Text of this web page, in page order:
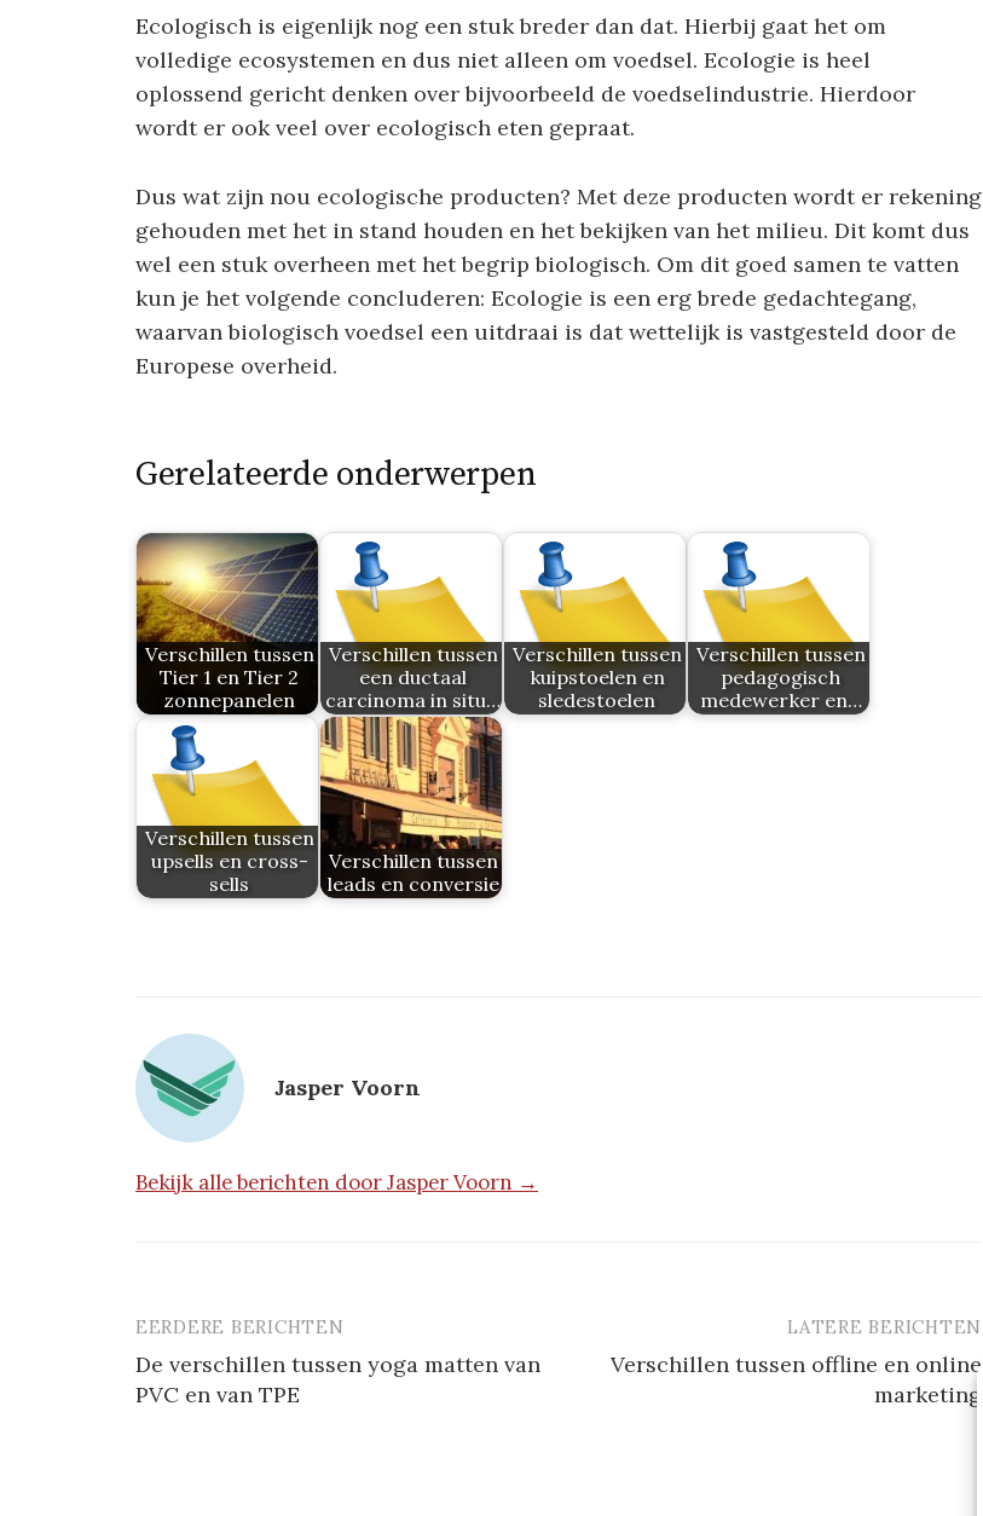
Ecologisch is eigenlijk nog een stuk breder dan dat. Hierbij gaat het om
volledige ecosystemen en dus niet alleen om voedsel. Ecologie is heel
oplossend gericht denken over bijvoorbeeld de voedselindustrie. Hierdoor
wordt er ook veel over ecologisch eten gepraat.
Dus wat zijn nou ecologische producten? Met deze producten wordt er rekening
gehouden met het in stand houden en het bekijken van het milieu. Dit komt dus
wel een stuk overheen met het begrip biologisch. Om dit goed samen te vatten
kun je het volgende concluderen: Ecologie is een erg brede gedachtegang,
waarvan biologisch voedsel een uitdraai is dat wettelijk is vastgesteld door de
Europese overheid.
Gerelateerde onderwerpen
Verschillen tussen
Tier 1 en Tier 2
zonnepanelen
Verschillen tussen
een ductaal
carcinoma in situ…
Verschillen tussen
kuipstoelen en
sledestoelen
Verschillen tussen
pedagogisch
medewerker en…
Verschillen tussen
upsells en cross-
sells
Verschillen tussen
leads en conversie
Jasper Voorn
Bekijk alle berichten door Jasper Voorn →
Berichtnavigatie
EERDERE BERICHTEN
De verschillen tussen yoga matten van
PVC en van TPE
LATERE BERICHTEN
Verschillen tussen offline en online
marketing